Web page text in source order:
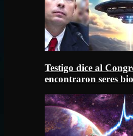
Testigo dice al
encontraron seres